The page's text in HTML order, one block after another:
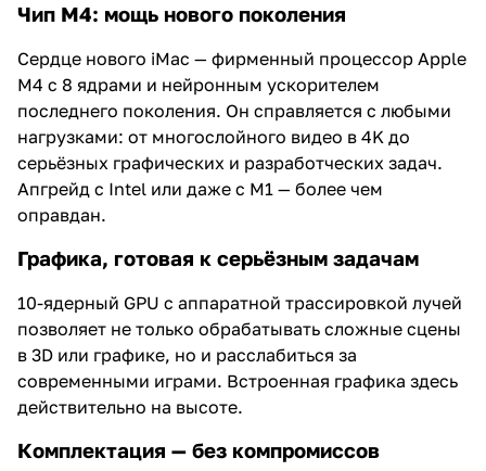
Чип M4: мощь нового поколения
Сердце нового iMac — фирменный процессор Apple
M4 с 8 ядрами и нейронным ускорителем
последнего поколения. Он справляется с любыми
нагрузками: от многослойного видео в 4K до
серьёзных графических и разработческих задач.
Апгрейд с Intel или даже с M1 — более чем
оправдан.
Графика, готовая к серьёзным задачам
10-ядерный GPU с аппаратной трассировкой лучей
позволяет не только обрабатывать сложные сцены
в 3D или графике, но и расслабиться за
современными играми. Встроенная графика здесь
действительно на высоте.
Комплектация — без компромиссов